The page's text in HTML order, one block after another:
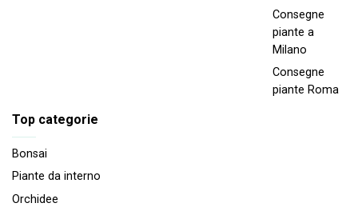
Consegne
piante a
Milano
Consegne
piante Roma
Top categorie
Bonsai
Piante da interno
Orchidee